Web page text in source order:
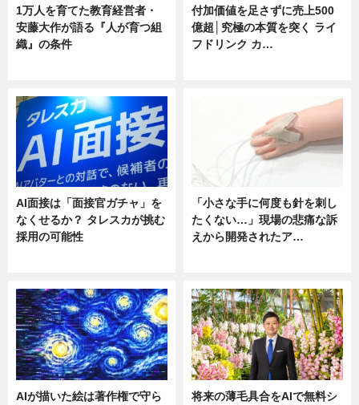
1万人を育てた教育経営者・
安藤大作が語る『人が育つ組
織』の条件
付加価値を足さずに売上500
億超│究極の本質を突く ライ
フドリンク カ…
AI面接は「面接官ガチャ」を
なくせるか？ タレスカが挑む
採用の可能性
「小さな手に何度も針を刺し
たくない…」現場の悲痛な訴
えから開発されたア…
AIが描いた絵は著作権で守ら
将来の薄毛具合をAIで無料シ